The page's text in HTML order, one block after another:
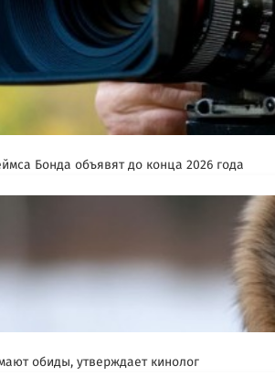
Бонда объявят до конца 2026 года
обиды, утверждает кинолог